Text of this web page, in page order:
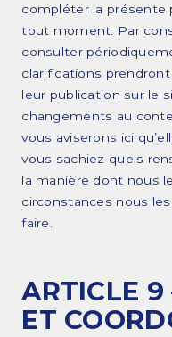
compléter la présente
tout moment. Par
consulter
clarifications
leur publication sur le
changements au
vous aviserons ici
vous sachiez quels
la manière dont nous
circonstances nous les
faire.
ARTICLE 9
ET